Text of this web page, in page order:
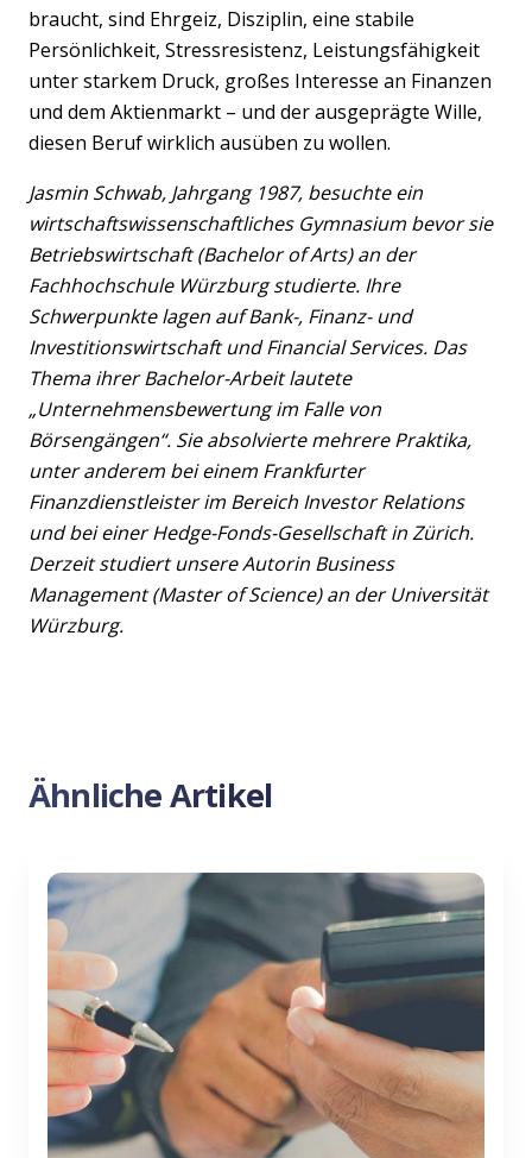
braucht, sind Ehrgeiz, Disziplin, eine stabile
Persönlichkeit, Stressresistenz, Leistungsfähigkeit
unter starkem Druck, großes Interesse an Finanzen
und dem Aktienmarkt – und der ausgeprägte Wille,
diesen Beruf wirklich ausüben zu wollen.
Jasmin Schwab, Jahrgang 1987, besuchte ein
wirtschaftswissenschaftliches Gymnasium bevor sie
Betriebswirtschaft (Bachelor of Arts) an der
Fachhochschule Würzburg studierte. Ihre
Schwerpunkte lagen auf Bank-, Finanz- und
Investitionswirtschaft und Financial Services. Das
Thema ihrer Bachelor-Arbeit lautete
„Unternehmensbewertung im Falle von
Börsengängen“. Sie absolvierte mehrere Praktika,
unter anderem bei einem Frankfurter
Finanzdienstleister im Bereich Investor Relations
und bei einer Hedge-Fonds-Gesellschaft in Zürich.
Derzeit studiert unsere Autorin Business
Management (Master of Science) an der Universität
Würzburg.
Ähnliche Artikel